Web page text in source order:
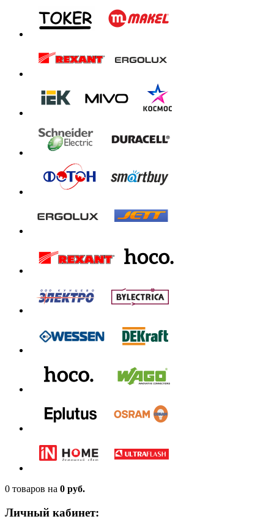
0 товаров на 0 руб.
Личный кабинет: